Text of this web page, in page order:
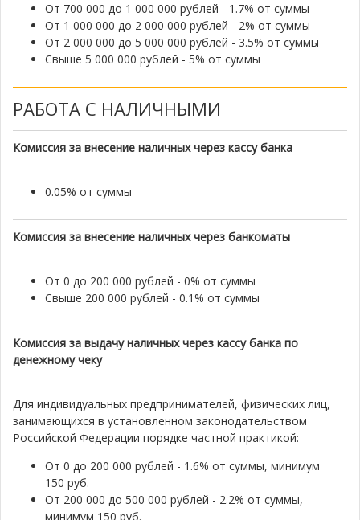
От 700 000 до 1 000 000 рублей - 1.7% от суммы
От 1 000 000 до 2 000 000 рублей - 2% от суммы
От 2 000 000 до 5 000 000 рублей - 3.5% от суммы
Свыше 5 000 000 рублей - 5% от суммы
РАБОТА С НАЛИЧНЫМИ
Комиссия за внесение наличных через кассу банка
0.05% от суммы
Комиссия за внесение наличных через банкоматы
От 0 до 200 000 рублей - 0% от суммы
Свыше 200 000 рублей - 0.1% от суммы
Комиссия за выдачу наличных через кассу банка по
денежному чеку
Для индивидуальных предпринимателей, физических лиц,
занимающихся в установленном законодательством
Российской Федерации порядке частной практикой:
От 0 до 200 000 рублей - 1.6% от суммы, минимум
150 руб.
От 200 000 до 500 000 рублей - 2.2% от суммы,
минимум 150 руб.